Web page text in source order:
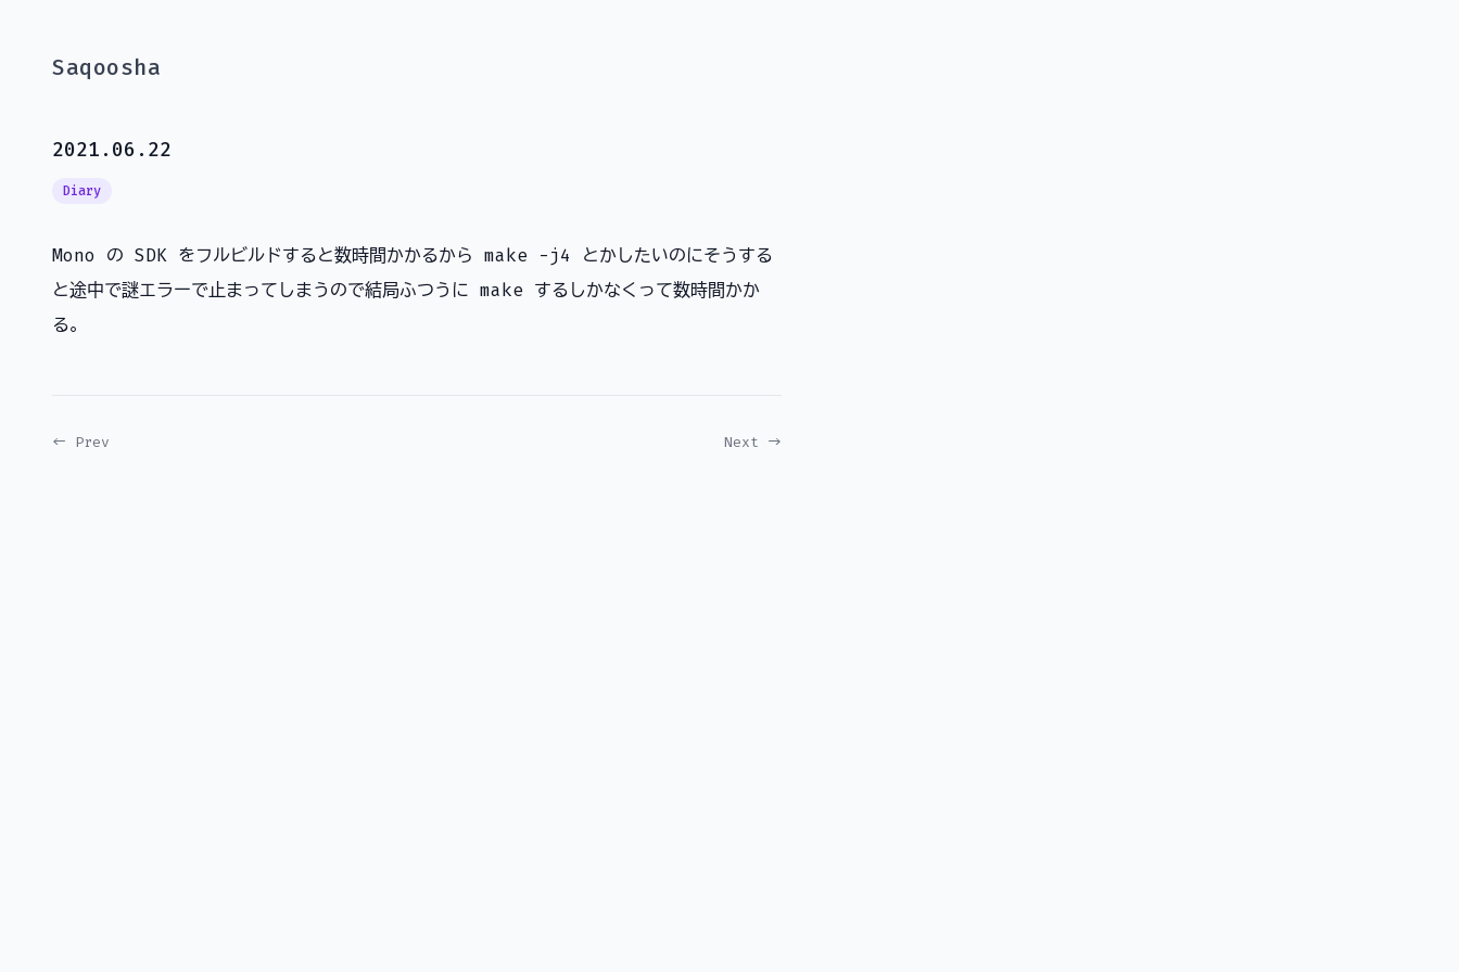
Saqoosha
2021.06.22
Diary
Mono の SDK をフルビルドすると数時間かかるから make -j4 とかしたいのにそうする
と途中で謎エラーで止まってしまうので結局ふつうに make するしかなくって数時間かか
る。
← Prev Next →